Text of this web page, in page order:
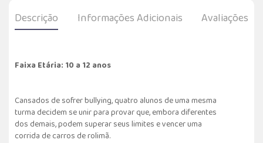
Descrição Informações Adicionais Avaliações
Faixa Etária: 10 a 12 anos
Cansados de sofrer bullying, quatro alunos de uma mesma
turma decidem se unir para provar que, embora diferentes
dos demais, podem superar seus limites e vencer uma
corrida de carros de rolimã.